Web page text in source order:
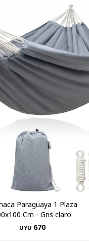
Paraguaya 1 Plaza
Cm - Gris claro
UYU 670